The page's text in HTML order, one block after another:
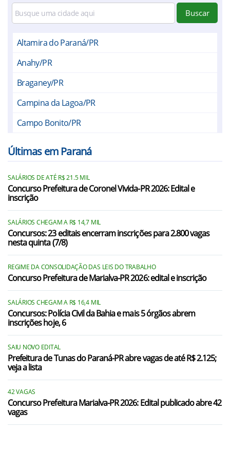
Buscar
Altamira do Paraná/PR
Anahy/PR
Braganey/PR
Campina da Lagoa/PR
Campo Bonito/PR
Guaraniaçu/PR
Ibema/PR
Iguatu/PR
Juranda/PR
Laranjal/PR
Marquinho/PR
Mato Rico/PR
Nova Cantu/PR
Nova Laranjeiras/PR
Palmital/PR
Roncador/PR
Ubiratã/PR
Últimas em Paraná
SALÁRIOS DE ATÉ R$ 21.5 MIL
Concurso Prefeitura de Coronel Vivida-PR 2026: Edital e
inscrição
SALÁRIOS CHEGAM A R$ 14,7 MIL
Concursos: 23 editais encerram inscrições para 2.800 vagas
nesta quinta (7/8)
REGIME DA CONSOLIDAÇÃO DAS LEIS DO TRABALHO
Concurso Prefeitura de Marialva-PR 2026: edital e inscrição
SALÁRIOS CHEGAM A R$ 16,4 MIL
Concursos: Polícia Civil da Bahia e mais 5 órgãos abrem
inscrições hoje, 6
SAIU NOVO EDITAL
Prefeitura de Tunas do Paraná-PR abre vagas de até R$ 2.125;
veja a lista
42 VAGAS
Concurso Prefeitura Marialva-PR 2026: Edital publicado abre 42
vagas